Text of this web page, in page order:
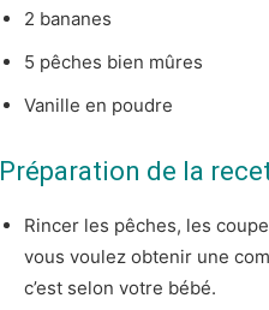
2 bananes
5 pêches bien mûres
Vanille en poudre
Préparation de la
Rincer les pêches, les
vous voulez obtenir une
c’est selon votre bébé.